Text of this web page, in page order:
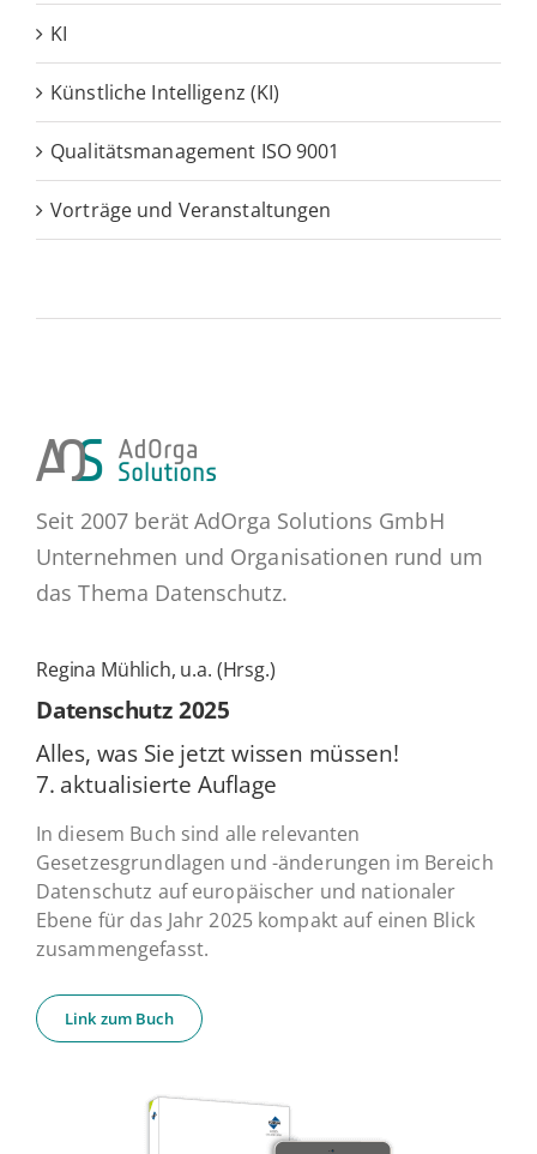
KI
Künstliche Intelligenz (KI)
Qualitätsmanagement ISO 9001
Vorträge und Veranstaltungen
Seit 2007 berät AdOrga Solutions GmbH
Unternehmen und Organisationen rund um
das Thema Datenschutz.
Regina Mühlich, u.a. (Hrsg.)
Daten­schutz 2025
Alles, was Sie jetzt wissen müssen!
7. ak­tua­li­sier­te Auflage
In diesem Buch sind alle relevanten
Gesetzesgrundlagen und -änderungen im Bereich
Datenschutz auf europäischer und nationaler
Ebene für das Jahr 2025 kompakt auf einen Blick
zusammengefasst.
Link zum Buch